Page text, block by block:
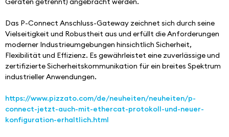
Das P-Connect Anschluss-Gateway zeichnet sich durch seine
Vielseitigkeit und Robustheit aus und erfüllt die Anforderungen
moderner Industrieumgebungen hinsichtlich Sicherheit,
Flexibilität und Effizienz. Es gewährleistet eine zuverlässige und
zertifizierte Sicherheitskommunikation für ein breites Spektrum
industrieller Anwendungen.
https://www.pizzato.com/de/neuheiten/neuheiten/p-
connect-jetzt-auch-mit-ethercat-protokoll-und-neuer-
konfiguration-erhaltlich.html